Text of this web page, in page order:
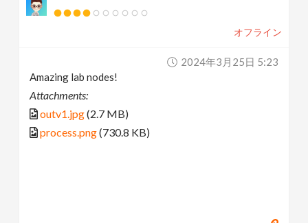
オフライン
2024年3月25日 5:23
Amazing lab nodes!
Attachments:
outv1.jpg(2.7 MB)
process.png(730.8 KB)